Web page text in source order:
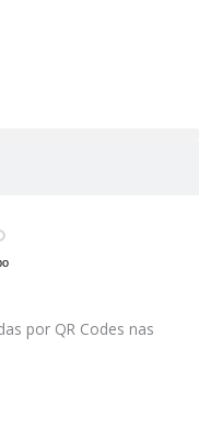
por QR Codes nas